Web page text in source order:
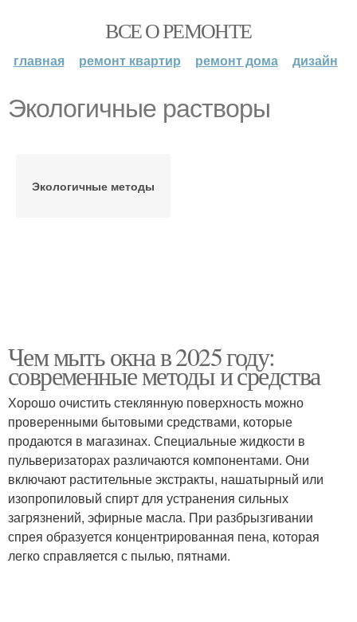
ВСЕ О РЕМОНТЕ
главная ремонт квартир ремонт дома дизайн
Экологичные растворы
Экологичные методы
Чем мыть окна в 2025 году:
современные методы и средства
Хорошо очистить стеклянную поверхность можно
проверенными бытовыми средствами, которые
продаются в магазинах. Специальные жидкости в
пульверизаторах различаются компонентами. Они
включают растительные экстракты, нашатырный или
изопропиловый спирт для устранения сильных
загрязнений, эфирные масла. При разбрызгивании
спрея образуется концентрированная пена, которая
легко справляется с пылью, пятнами.